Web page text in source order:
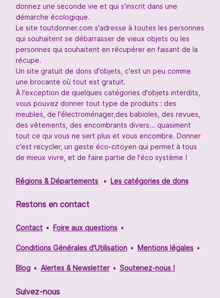
donnez une seconde vie et qui s'inscrit dans une
démarche écologique.
Le site toutdonner.com s'adresse à toutes les personnes
qui souhaitent se débarrasser de vieux objets ou les
personnes qui souhaitent en récupérer en faisant de la
récupe.
Un site gratuit de dons d'objets, c'est un peu comme
une brocante où tout est gratuit.
À l'exception de quelques catégories d'objets interdits,
vous pouvez donner tout type de produits : des
meubles, de l'électroménager,des babioles, des revues,
des vêtements, des encombrants divers... quasiment
tout ce qui vous ne sert plus et vous encombre. Donner
c'est recycler, un geste éco-citoyen qui permet à tous
de mieux vivre, et de faire partie de l'éco système !
Régions & Départements Les catégories de dons
Restons en contact
Contact Foire aux questions
Conditions Générales d'Utilisation Mentions légales
Blog Alertes & Newsletter Soutenez-nous !
Suivez-nous